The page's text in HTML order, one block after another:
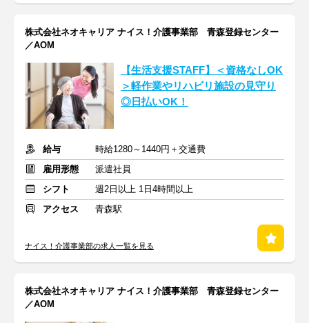
株式会社ネオキャリア ナイス！介護事業部 青森登録センター
／AOM
【生活支援STAFF】＜資格なしOK
＞軽作業やリハビリ施設の見守り
◎日払いOK！
給与
時給1280～1440円＋交通費
雇用形態
派遣社員
シフト
週2日以上 1日4時間以上
アクセス
青森駅
ナイス！介護事業部の求人一覧を見る
株式会社ネオキャリア ナイス！介護事業部 青森登録センター
／AOM